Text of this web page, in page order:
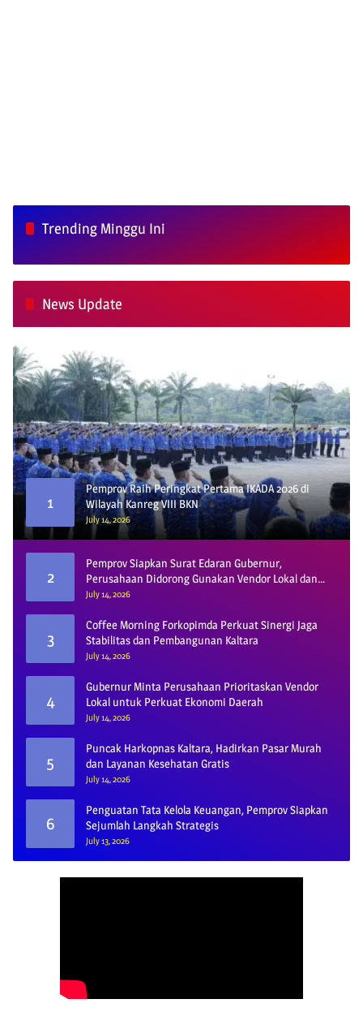
Trending Minggu Ini
News Update
1
Pemprov Raih Peringkat Pertama IKADA 2026 di
Wilayah Kanreg VIII BKN
July 14, 2026
2
Pemprov Siapkan Surat Edaran Gubernur,
Perusahaan Didorong Gunakan Vendor Lokal dan
Pelat KU
July 14, 2026
3
Coffee Morning Forkopimda Perkuat Sinergi Jaga
Stabilitas dan Pembangunan Kaltara
July 14, 2026
4
Gubernur Minta Perusahaan Prioritaskan Vendor
Lokal untuk Perkuat Ekonomi Daerah
July 14, 2026
5
Puncak Harkopnas Kaltara, Hadirkan Pasar Murah
dan Layanan Kesehatan Gratis
July 14, 2026
6
Penguatan Tata Kelola Keuangan, Pemprov Siapkan
Sejumlah Langkah Strategis
July 13, 2026